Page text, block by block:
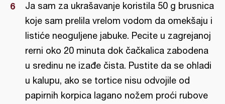
Ja sam za ukrašavanje koristila 50 g brusnica
koje sam prelila vrelom vodom da omekšaju i
listiće neoguljene jabuke. Pecite u zagrejanoj
rerni oko 20 minuta dok čačkalica zabodena
u sredinu ne izađe čista. Pustite da se ohladi
u kalupu, ako se tortice nisu odvojile od
papirnih korpica lagano nožem proći rubove